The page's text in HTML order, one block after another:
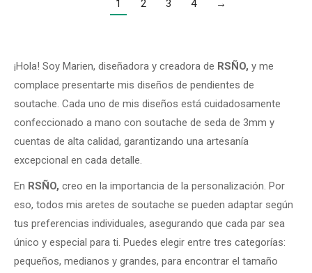
1 2 3 4 →
¡Hola! Soy Marien, diseñadora y creadora de RSÑO, y me
complace presentarte mis diseños de pendientes de
soutache. Cada uno de mis diseños está cuidadosamente
confeccionado a mano con soutache de seda de 3mm y
cuentas de alta calidad, garantizando una artesanía
excepcional en cada detalle.
En RSÑO, creo en la importancia de la personalización. Por
eso, todos mis aretes de soutache se pueden adaptar según
tus preferencias individuales, asegurando que cada par sea
único y especial para ti. Puedes elegir entre tres categorías:
pequeños, medianos y grandes, para encontrar el tamaño